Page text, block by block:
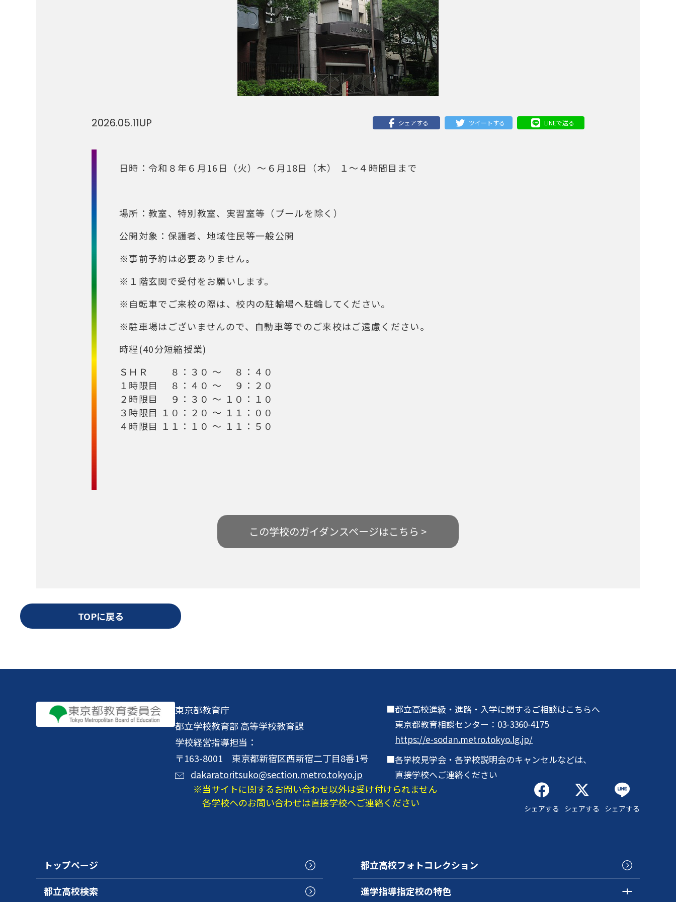
2026.05.11UP シェアする ツイートする LINEで送る
日時：令和８年６月16日（火）～６月18日（木） １～４時間目まで
場所：教室、特別教室、実習室等（プールを除く）
公開対象：保護者、地域住民等一般公開
※事前予約は必要ありません。
※１階玄関で受付をお願いします。
※自転車でご来校の際は、校内の駐輪場へ駐輪してください。
※駐車場はございませんので、自動車等でのご来校はご遠慮ください。
時程(40分短縮授業)
ＳＨＲ ８：３０ ～ ８：４０
１時限目 ８：４０ ～ ９：２０
２時限目 ９：３０ ～ １０：１０
３時限目 １０：２０ ～ １１：００
４時限目 １１：１０ ～ １１：５０
この学校のガイダンスページはこちら >
TOPに戻る
東京都教育庁
都立学校教育部 高等学校教育課
学校経営指導担当：
〒163-8001 東京都新宿区西新宿二丁目8番1号
dakaratoritsuko@section.metro.tokyo.jp
都立高校進級・進路・入学に関するご相談はこちらへ
東京都教育相談センター： 03-3360-4175
https://e-sodan.metro.tokyo.lg.jp/
各学校見学会・各学校説明会のキャンセルなどは、
直接学校へご連絡ください
当サイトに関するお問い合わせ以外は受け付けられません
各学校へのお問い合わせは直接学校へご連絡ください
シェアする シェアする シェアする
トップページ
都立高校検索
都立高校フォトコレクション
進学指導指定校の特色